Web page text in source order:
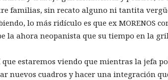
familias, sin recato alguno ni tantita
lo más ridículo es que ex MORENOS
la ahora neopanista que su tiempo en la
que estaremos viendo que mientras la jefa
nuevos cuadros y hacer una integración